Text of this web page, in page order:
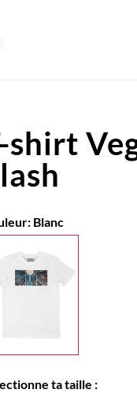
shirt
Blanc
ta taille :